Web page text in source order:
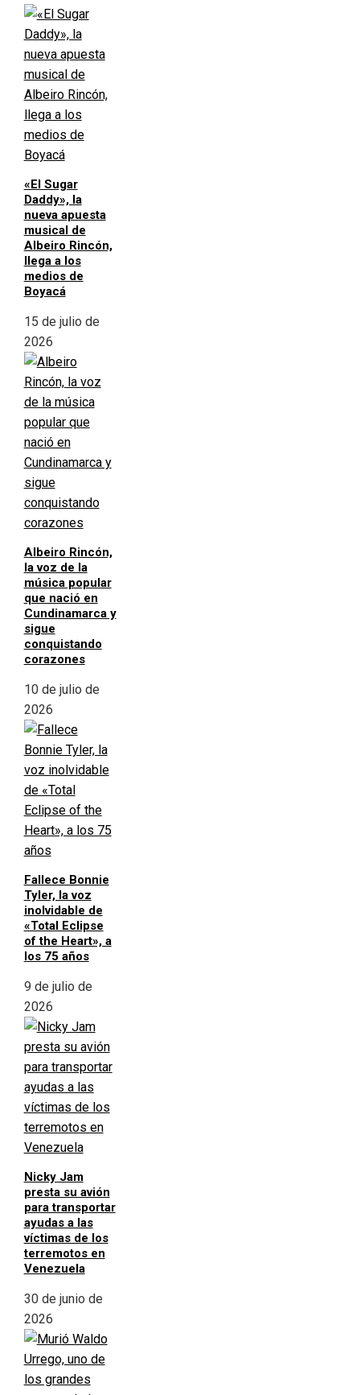
«El Sugar
Daddy», la
nueva apuesta
musical de
Albeiro Rincón,
llega a los
medios de
Boyacá
15 de julio de
2026
Albeiro Rincón,
la voz de la
música popular
que nació en
Cundinamarca y
sigue
conquistando
corazones
10 de julio de
2026
Fallece Bonnie
Tyler, la voz
inolvidable de
«Total Eclipse
of the Heart», a
los 75 años
9 de julio de
2026
Nicky Jam
presta su avión
para transportar
ayudas a las
víctimas de los
terremotos en
Venezuela
30 de junio de
2026